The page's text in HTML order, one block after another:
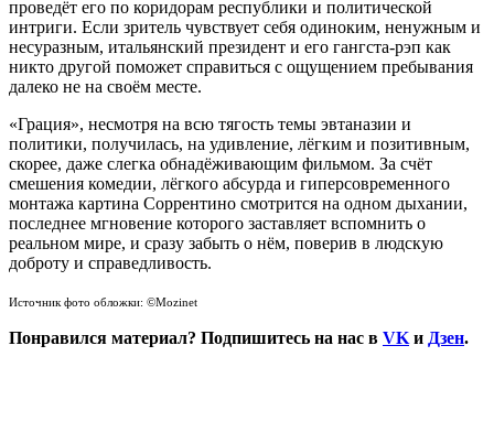
проведёт его по коридорам республики и политической
интриги. Если зритель чувствует себя одиноким, ненужным и
несуразным, итальянский президент и его гангста-рэп как
никто другой поможет справиться с ощущением пребывания
далеко не на своём месте.
«Грация», несмотря на всю тягость темы эвтаназии и
политики, получилась, на удивление, лёгким и позитивным,
скорее, даже слегка обнадёживающим фильмом. За счёт
смешения комедии, лёгкого абсурда и гиперсовременного
монтажа картина Соррентино смотрится на одном дыхании,
последнее мгновение которого заставляет вспомнить о
реальном мире, и сразу забыть о нём, поверив в людскую
доброту и справедливость.
Источник фото обложки: ©Mozinet
Понравился материал? Подпишитесь на нас в VKи Дзен.